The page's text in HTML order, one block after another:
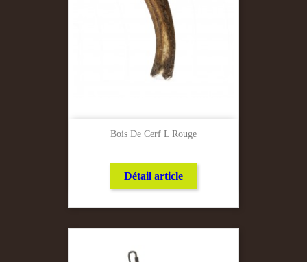
Bois De Cerf L Rouge
Détail article